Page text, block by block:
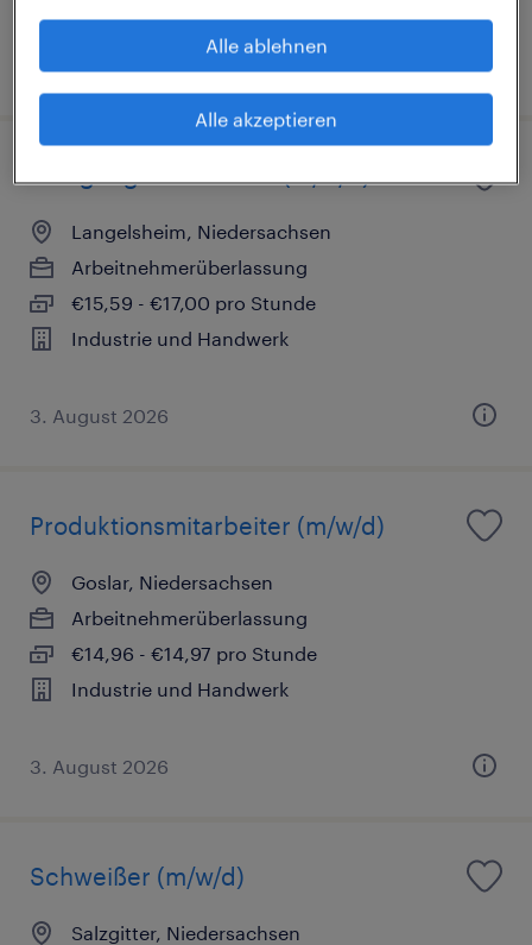
31. Juli 2026
Fertigungsmitarbeiter (m/w/d)
Langelsheim, Niedersachsen
Arbeitnehmerüberlassung
€15,59 - €17,00 pro Stunde
Industrie und Handwerk
3. August 2026
Produktionsmitarbeiter (m/w/d)
Goslar, Niedersachsen
Arbeitnehmerüberlassung
€14,96 - €14,97 pro Stunde
Industrie und Handwerk
3. August 2026
Schweißer (m/w/d)
Salzgitter, Niedersachsen
Alle ablehnen
Alle akzeptieren